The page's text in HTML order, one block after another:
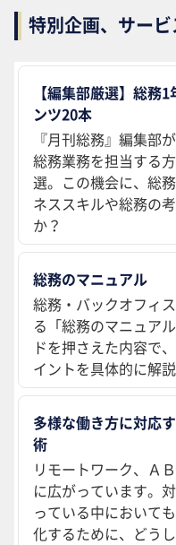
特別企画、サービ
【編集部厳選】総務
ンツ20本
『月刊総務』編集部
総務業務を担当する
選。この機会に、総
ネススキルや総務の
か？
総務のマニュアル
総務・バックオフィ
る「総務のマニュア
ドを押さえた内容で
イントを具体的に解
多様な働き方に対応
術
リモートワーク、Ａ
に広がっています。
っている中において
化するために、どう